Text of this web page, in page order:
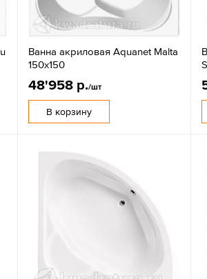
Ванна акриловая Aquanet Malta
150х150
48'958 р./шт
В корзину